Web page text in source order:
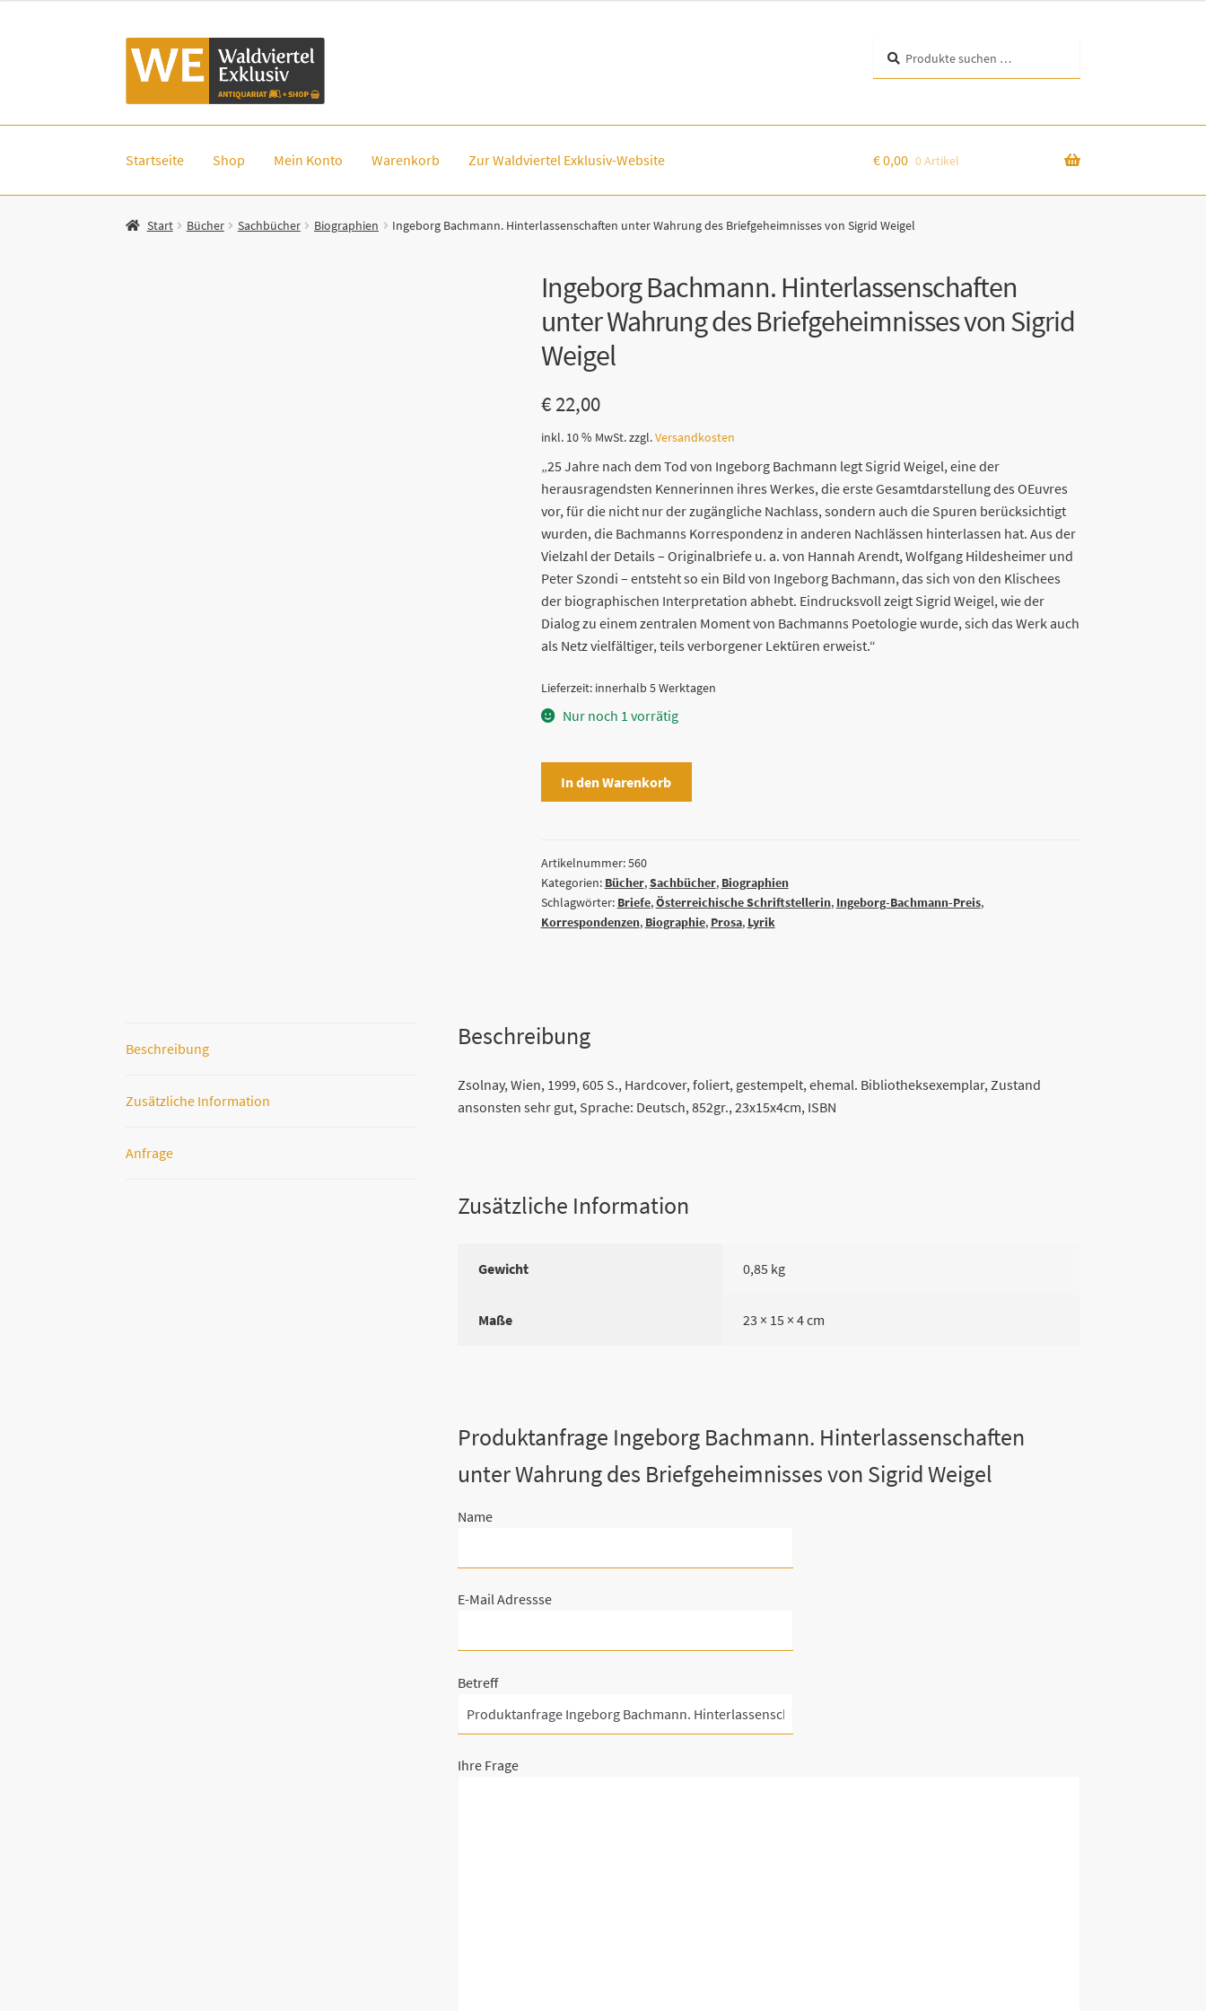
Zur
Navigation
Zum
Inhalt
nach:
Startseite Shop Mein Konto Warenkorb Zur Waldviertel Exklusiv-Website €0,00 0 Artikel
Start Bücher Sachbücher Biographien Ingeborg Bachmann. Hinterlassenschaften unter Wahrung des Briefgeheimnisses von Sigrid Weigel
Ingeborg Bachmann. Hinterlassenschaften
unter Wahrung des Briefgeheimnisses von Sigrid
Weigel
€22,00
inkl. 10 % MwSt.zzgl.Versandkosten
„25 Jahre nach dem Tod von Ingeborg Bachmann legt Sigrid Weigel, eine der
herausragendsten Kennerinnen ihres Werkes, die erste Gesamtdarstellung des OEuvres
vor, für die nicht nur der zugängliche Nachlass, sondern auch die Spuren berücksichtigt
wurden, die Bachmanns Korrespondenz in anderen Nachlässen hinterlassen hat. Aus der
Vielzahl der Details – Originalbriefe u. a. von Hannah Arendt, Wolfgang Hildesheimer und
Peter Szondi – entsteht so ein Bild von Ingeborg Bachmann, das sich von den Klischees
der biographischen Interpretation abhebt. Eindrucksvoll zeigt Sigrid Weigel, wie der
Dialog zu einem zentralen Moment von Bachmanns Poetologie wurde, sich das Werk auch
als Netz vielfältiger, teils verborgener Lektüren erweist.“
Lieferzeit: innerhalb 5 Werktagen
Nur noch 1 vorrätig
Wahrung
des
Briefgeheimnisses
von
In den Warenkorb
Artikelnummer:560
Kategorien: Bücher,Sachbücher, Biographien
Schlagwörter: Briefe,Österreichische Schriftstellerin, Ingeborg-Bachmann-Preis,
Korrespondenzen, Biographie, Prosa, Lyrik
Beschreibung
Zusätzliche Information
Anfrage
Beschreibung
Zsolnay, Wien, 1999, 605 S., Hardcover, foliert, gestempelt, ehemal. Bibliotheksexemplar, Zustand
ansonsten sehr gut, Sprache: Deutsch, 852gr., 23x15x4cm, ISBN
Zusätzliche Information
Gewicht 0,85 kg
Maße 23 × 15 × 4 cm
Produktanfrage Ingeborg Bachmann. Hinterlassenschaften
unter Wahrung des Briefgeheimnisses von Sigrid Weigel
Name
E-Mail Adressse
Betreff
Ihre Frage